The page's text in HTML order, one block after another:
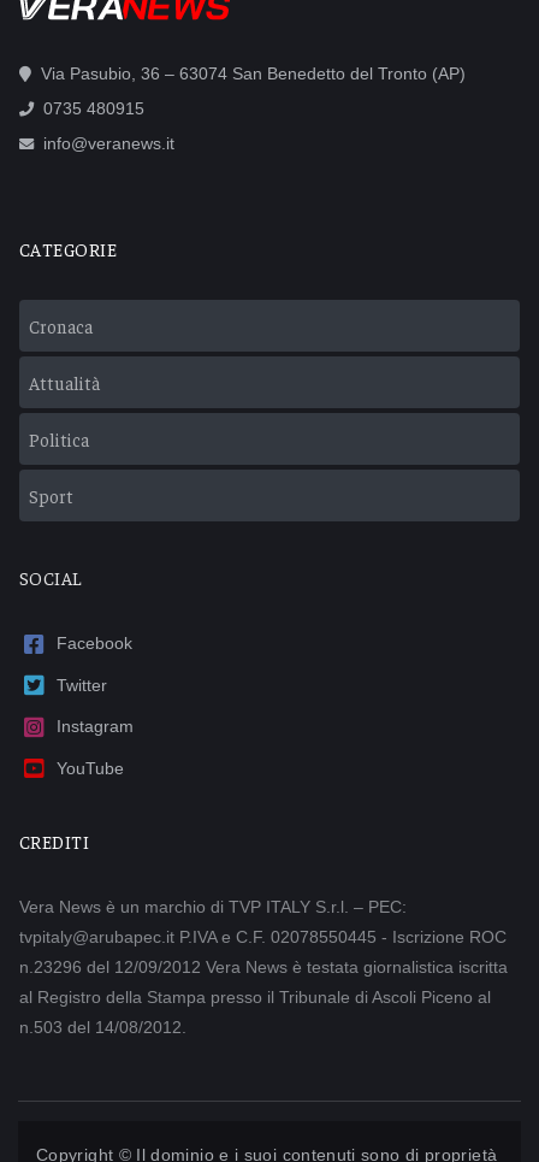
Via Pasubio, 36 – 63074 San Benedetto del Tronto (AP)
0735 480915
info@veranews.it
CATEGORIE
Cronaca
Attualità
Politica
Sport
SOCIAL
Facebook
Twitter
Instagram
YouTube
CREDITI
Vera News è un marchio di TVP ITALY S.r.l. – PEC:
tvpitaly@arubapec.it P.IVA e C.F. 02078550445 - Iscrizione ROC
n.23296 del 12/09/2012 Vera News è testata giornalistica iscritta
al Registro della Stampa presso il Tribunale di Ascoli Piceno al
n.503 del 14/08/2012.
Copyright © Il dominio e i suoi contenuti sono di proprietà